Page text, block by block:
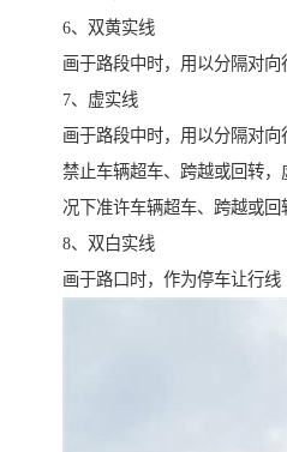
6、双黄实线
画于路段中时，用以分隔对向
7、虚实线
画于路段中时，用以分隔对向
禁止车辆超车、跨越或回转
况下准许车辆超车、跨越或回
8、双白实线
画于路口时，作为停车让行线